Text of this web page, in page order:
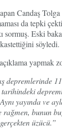
Candaş Tolga
da tepki
sormuş. Eski
söyledi.
yapmak
depremlerinde
yayında ve
rağmen, bunun
üzücü.”